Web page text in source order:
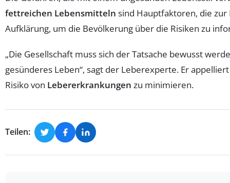
fettreichen Lebensmitteln sind Hauptfaktoren, die
Aufklärung, um die Bevölkerung über die Risiken zu
„Die Gesellschaft muss sich der Tatsache bewusst
gesünderes Leben“, sagt der Leberexperte. Er
Risiko von Lebererkrankungen zu minimieren.
Teilen: